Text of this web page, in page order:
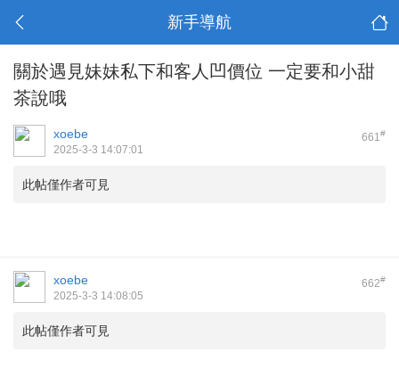
新手導航
關於遇見妹妹私下和客人凹價位 一定要和小甜
茶說哦
661#
xoebe
2025-3-3 14:07:01
此帖僅作者可見
662#
xoebe
2025-3-3 14:08:05
此帖僅作者可見